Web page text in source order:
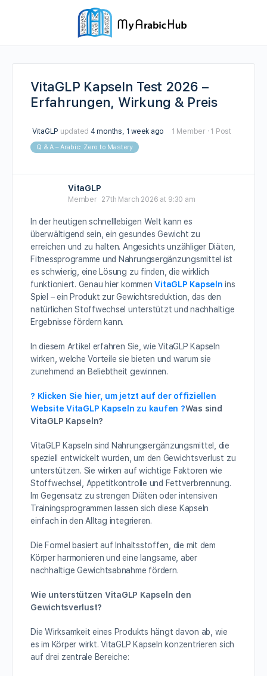
VitaGLP Kapseln Test 2026 –
Erfahrungen, Wirkung & Preis
VitaGLP updated 4 months, 1 week ago 1 Member · 1 Post
Q & A – Arabic: Zero to Mastery
VitaGLP
Member 27th March 2026 at 9:30 am
In der heutigen schnelllebigen Welt kann es
überwältigend sein, ein gesundes Gewicht zu
erreichen und zu halten. Angesichts unzähliger Diäten,
Fitnessprogramme und Nahrungsergänzungsmittel ist
es schwierig, eine Lösung zu finden, die wirklich
funktioniert. Genau hier kommenVitaGLP Kapseln ins
Spiel – ein Produkt zur Gewichtsreduktion, das den
natürlichen Stoffwechsel unterstützt und nachhaltige
Ergebnisse fördern kann.
In diesem Artikel erfahren Sie, wie VitaGLP Kapseln
wirken, welche Vorteile sie bieten und warum sie
zunehmend an Beliebtheit gewinnen.
? Klicken Sie hier, um jetzt auf der offiziellen
Website VitaGLP Kapseln zu kaufen ?Was sind
VitaGLP Kapseln?
VitaGLP Kapseln sind Nahrungsergänzungsmittel, die
speziell entwickelt wurden, um den Gewichtsverlust zu
unterstützen. Sie wirken auf wichtige Faktoren wie
Stoffwechsel, Appetitkontrolle und Fettverbrennung.
Im Gegensatz zu strengen Diäten oder intensiven
Trainingsprogrammen lassen sich diese Kapseln
einfach in den Alltag integrieren.
Die Formel basiert auf Inhaltsstoffen, die mit dem
Körper harmonieren und eine langsame, aber
nachhaltige Gewichtsabnahme fördern.
Wie unterstützen VitaGLP Kapseln den
Gewichtsverlust?
Die Wirksamkeit eines Produkts hängt davon ab, wie
es im Körper wirkt. VitaGLP Kapseln konzentrieren sich
auf drei zentrale Bereiche: